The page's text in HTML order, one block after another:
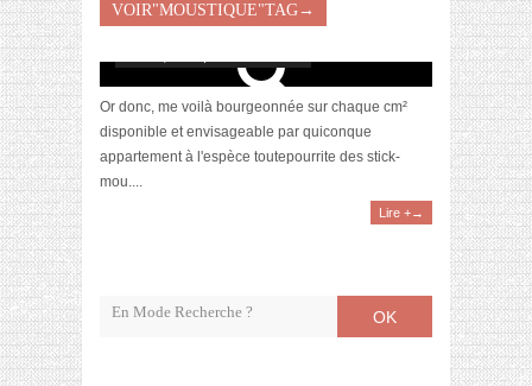
VOIR"MOUSTIQUE"TAG→
Le moustique m’a tuer
Or donc, me voilà bourgeonnée sur chaque cm²
disponible et envisageable par quiconque
appartement à l'espèce toutepourrite des stick-
mou....
Lire +→
OK